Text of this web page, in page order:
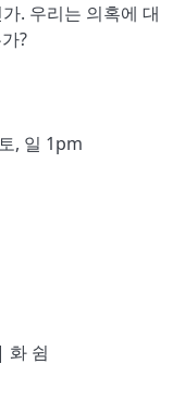
. 우리는 의혹에 대
?
, 일 1pm
쉼